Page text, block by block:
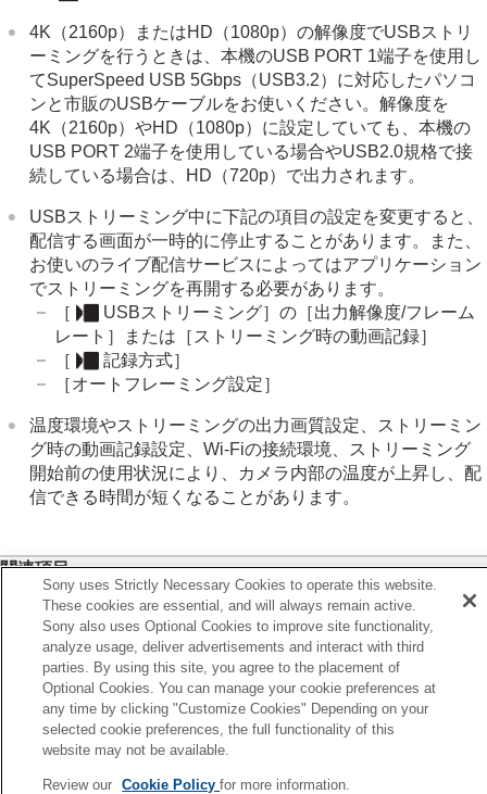
4K（2160p）またはHD（1080p）の解像度でUSBストリ
ーミングを行うときは、本機のUSB PORT 1端子を使用し
てSuperSpeed USB 5Gbps（USB3.2）に対応したパソコ
ンと市販のUSBケーブルをお使いください。解像度を
4K（2160p）やHD（1080p）に設定していても、本機の
USB PORT 2端子を使用している場合やUSB2.0規格で接
続している場合は、HD（720p）で出力されます。
USBストリーミング中に下記の項目の設定を変更すると、
配信する画面が一時的に停止することがあります。また、
お使いのライブ配信サービスによってはアプリケーション
でストリーミングを再開する必要があります。
［
USBストリーミング］の ［出力解像度/フレーム
レート］
または ［ストリーミング時の動画記録］
［
記録方式］
［オートフレーミング設定］
温度環境やストリーミングの出力画質設定、ストリーミン
グ時の動画記録設定、Wi-Fiの接続環境、ストリーミング
開始前の使用状況により、カメラ内部の温度が上昇し、配
信できる時間が短くなることがあります。
関連項目
USB接続モード(PORT1) USB接続モード(PORT2)
トワークストリーミング（動画）
Sony uses Strictly Necessary Cookies to operate this website.
These cookies are essential, and will always remain active.
Sony also uses Optional Cookies to improve site functionality,
analyze usage, deliver advertisements and interact with third
parties. By using this site, you agree to the placement of
Optional Cookies. You can manage your cookie preferences at
any time by clicking "Customize Cookies" Depending on your
selected cookie preferences, the full functionality of this
website may not be available.
Review our Cookie Policyfor more information.